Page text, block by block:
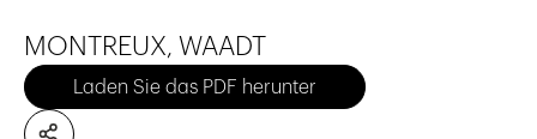
MONTREUX, WAADT
Laden Sie das PDF herunter